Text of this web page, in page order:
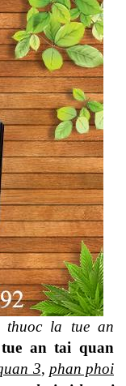
thuoc la tue an
an tai quan
3, phan phoi